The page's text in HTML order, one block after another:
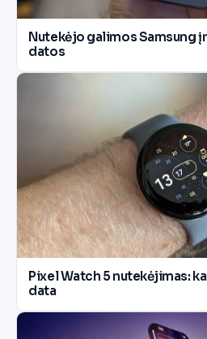
Nutekėjo galimos Samsung
datos
Pixel Watch 5 nutekėjimas:
data